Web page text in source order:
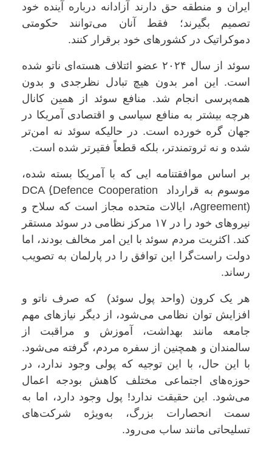
ایران و منطقه حق دارند آزادانه درباره آینده خود
تصمیم بگیرند؛ فقط آنان می‌توانند حکومتی
دموکراتیک در کشورهای خود برقرار کنند.
سوئد از سال ۲۰۲۴ عضو ائتلاف هسته‌ای ناتو شده
است. این امر بدون هیچ تبادل نظرجدی و بدون
همه‌پرسی انجام شد. منافع سوئد از همین کانال
هرچه بیشتر به منافع سیاسی و اقتصادی آمریکا در
جهان گره خورده است. در حالیکه سوئد نه امن‌تر
شده و نه ثروتمندتر، بلکه قطعاً فقیرتر شده است.
بر اساس موافقتنامه ایی که با آمریکا بسته شده،
موسوم به قرارداد DCA (ِDefence Cooperation
Agreement)، ایالات متحده مجاز است که سلاح و
نیروهای خود را در ۱۷ مرکز نظامی در سوئد مستقر
کند. اکثریت مردم سوئد با این امر مخالف بودند، اما
دولت راست‌گرا این توافق را در پارلمان به تصویب
رساند.
هر یک کرون (واحد پول سوئد) که صرف ناتو و
افزایش توان نظامی می‌شود، از دیگر نیازهای مهم
جامعه مانند بهداشت، آموزش و مراقبت از
سالمندان و همچنین از سفره مردم، گرفته می‌شود.
با این حال، با این توجیه که پولی وجود ندارد، در
حوزه‌های اجتماعی مختلف کاهش بودجه اعمال
می‌شود. این حقیقت ندارد! پول وجود دارد، اما به
سمت انحصارات بزرگ، به‌ویژه شرکت‌های
تسلیحاتی مانند ساب می‌رود.